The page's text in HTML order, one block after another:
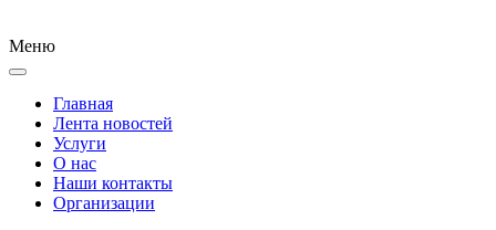
Меню
Главная
Лента новостей
Услуги
О нас
Наши контакты
Организации